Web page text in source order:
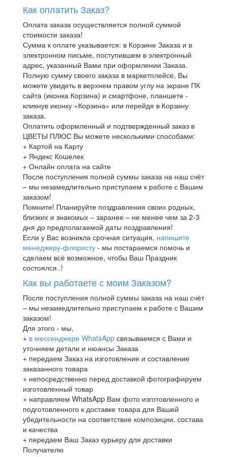
Как оплатить Заказ?
Оплата заказа осуществляется полной суммой
стоимости заказа!
Сумма к оплате указывается: в Корзине Заказа и в
электронном письме, поступившем в электронный
адрес, указанный Вами при оформлении Заказа.
Полную сумму своего заказа в маркетплейсе, Вы
можете увидеть в верхнем правом углу на экране ПК
сайта (иконка Корзина) и смартфоне, планшете -
кликнув иконку «Корзина» или перейдя в Корзину
заказа.
Оплатить оформленный и подтвержденный заказ в
ЦВЕТЫ ПЛЮС Вы можете несколькими способами:
+ Картой на Карту
+ Яндекс Кошелек
+ Онлайн оплата на сайте
После поступления полной суммы заказа на наш счёт
– мы незамедлительно приступаем к работе с Вашим
заказом!
Помните! Планируйте поздравления своих родных,
близких и знакомых – заранее – не менее чем за 2-3
дня до предполагаемой даты поздравления!
Если у Вас возникла срочная ситуация, напишите
менеджеру-флористу - мы постараемся помочь и
сделаем всё возможное, чтобы Ваш Праздник
состоялся..!
Как вы работаете с моим Заказом?
После поступления полной суммы заказа на наш счёт
– мы незамедлительно приступаем к работе с Вашим
заказом!
Для этого - мы,
+ в мессенджере WhatsApp связываемся с Вами и
уточняем детали и нюансы Заказа
+ передаем Заказ на изготовление и составление
заказанного товара
+ непосредственно перед доставкой фотографируем
изготовленный товар
+ направляем WhatsApp Вам фото изготовленного и
подготовленного к доставке товара для Вашей
убедительности на соответствие композиции, состава
и качества
+ передаем Ваш Заказ курьеру для доставки
Получателю